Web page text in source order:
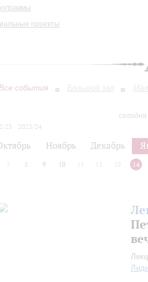
проекты
события Большой зал
23
2023/24
Ноябрь Декабрь
7 8 9 10 12 13 14